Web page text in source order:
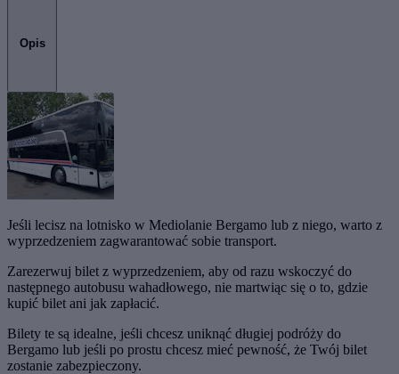
Opis
Jeśli lecisz na lotnisko w Mediolanie Bergamo lub z niego, warto z
wyprzedzeniem zagwarantować sobie transport.
Zarezerwuj bilet z wyprzedzeniem, aby od razu wskoczyć do
następnego autobusu wahadłowego, nie martwiąc się o to, gdzie
kupić bilet ani jak zapłacić.
Bilety te są idealne, jeśli chcesz uniknąć długiej podróży do
Bergamo lub jeśli po prostu chcesz mieć pewność, że Twój bilet
zostanie zabezpieczony.